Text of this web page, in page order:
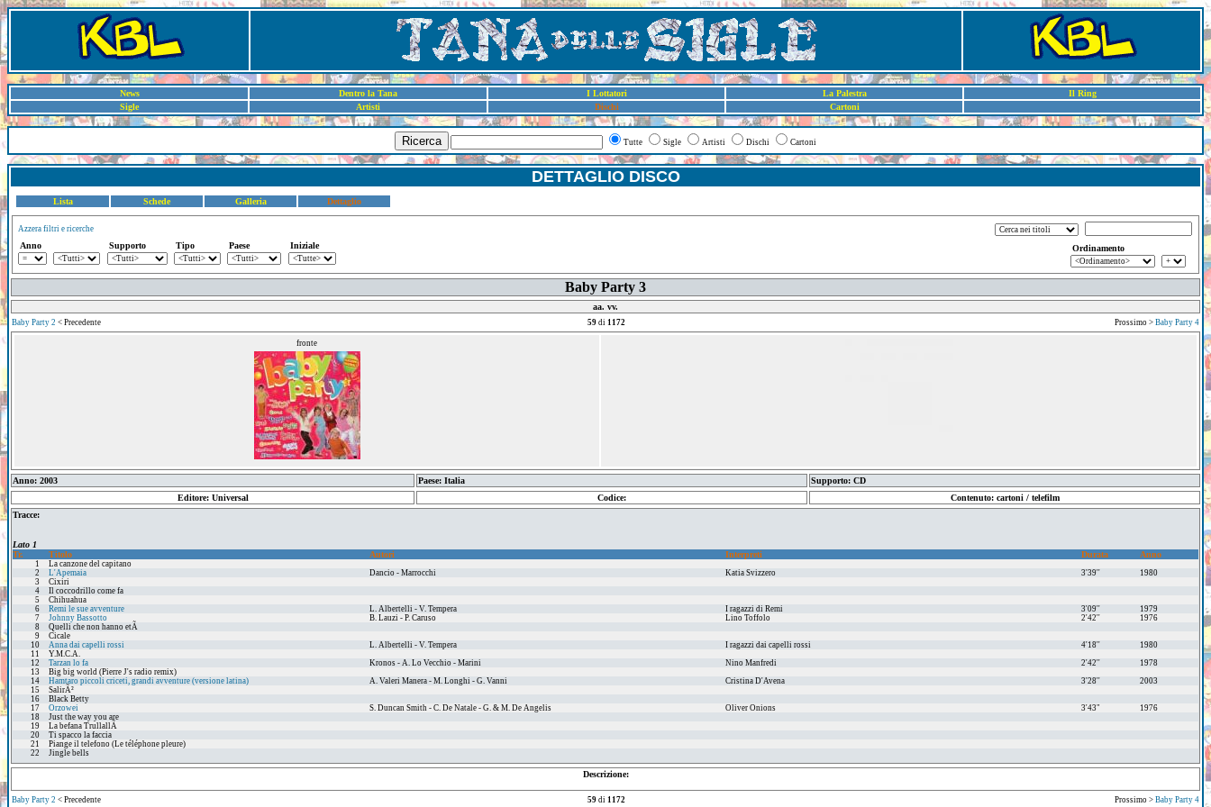
News Dentro la Tana I Lottatori La Palestra
Il Ring
Sigle
Artisti Dischi Cartoni
Ricerca Tutte Sigle Artisti Dischi Cartoni
DETTAGLIO DISCO
Lista Schede Galleria Dettaglio
Azzera filtri e ricerche
Anno Supporto Tipo Paese Iniziale Ordinamento
Baby Party 3
aa. vv.
Baby Party 2 < Precedente 59di 1172 Prossimo > Baby Party 4
fronte
Anno: 2003 Paese: Italia
Supporto: CD
Editore: Universal
Codice:
Contenuto: cartoni / telefilm
Tracce:
Lato 1
Tr.
Titolo Autori Interpreti Durata Anno
1
La canzone del capitano
2
L'Apemaia Dancio - Marrocchi Katia Svizzero 3'39''
1980
3
Cixiri
4
Il coccodrillo come fa
5
Chihuahua
6
Remi le sue avventure L. Albertelli - V. Tempera I ragazzi di Remi 3'09''
1979
7
Johnny Bassotto B. Lauzi - P. Caruso Lino Toffolo 2'42''
1976
8
Quelli che non hanno etÃ
9
Cicale
10
Anna dai capelli rossi L. Albertelli - V. Tempera I ragazzi dai capelli rossi 4'18''
1980
11
Y.M.C.A.
12
Tarzan lo fa Kronos - A. Lo Vecchio - Marini Nino Manfredi 2'42''
1978
13
Big big world (Pierre J's radio remix)
14
Hamtaro piccoli criceti, grandi avventure (versione latina) A. Valeri Manera - M. Longhi - G. Vanni Cristina D'Avena 3'28''
2003
15
SalirÃ²
16
Black Betty
17
Orzowei S. Duncan Smith - C. De Natale - G. & M. De Angelis Oliver Onions 3'43"
1976
18
Just the way you are
19
La befana TrullallÃ
20
Ti spacco la faccia
21
Piange il telefono (Le téléphone pleure)
22
Jingle bells
Descrizione:
Baby Party 2 < Precedente 59di 1172 Prossimo > Baby Party 4